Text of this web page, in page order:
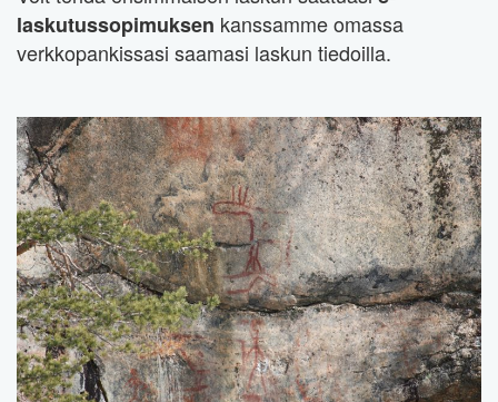
laskutussopimuksen kanssamme omassa
verkkopankissasi saamasi laskun tiedoilla.